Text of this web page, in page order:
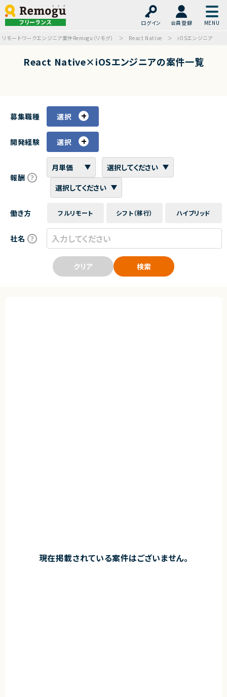
フリーランス ログイン
会員登録
リモートワークエンジニア案件Remogu（リモグ）
React Native iOSエンジニア
React Native×iOSエンジニアの案件一覧
募集職種 選択
開発経験 選択
報酬
働き方 フルリモート シフト（移行） ハイブリッド
社名
クリア 検索
現在掲載されている案件はございません。